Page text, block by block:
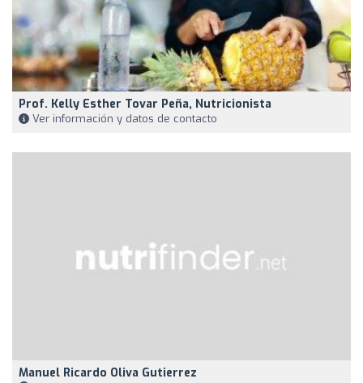
Prof. Kelly Esther Tovar Peña, Nutricionista
Ver información y datos de contacto
Manuel Ricardo Oliva Gutierrez